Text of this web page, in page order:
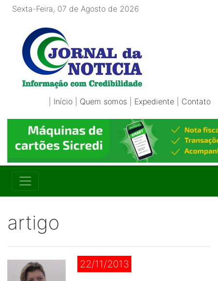
Sexta-Feira, 07 de Agosto de 2026
Início Quem somos Expediente Contato
artigo
22/11/2013